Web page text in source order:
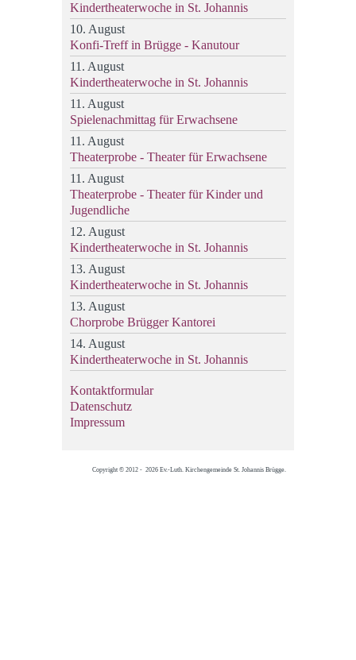
Kindertheaterwoche in St. Johannis
10. August
Konfi-Treff in Brügge - Kanutour
11. August
Kindertheaterwoche in St. Johannis
11. August
Spielenachmittag für Erwachsene
11. August
Theaterprobe - Theater für Erwachsene
11. August
Theaterprobe - Theater für Kinder und
Jugendliche
12. August
Kindertheaterwoche in St. Johannis
13. August
Kindertheaterwoche in St. Johannis
13. August
Chorprobe Brügger Kantorei
14. August
Kindertheaterwoche in St. Johannis
Kontaktformular
Datenschutz
Impressum
Copyright © 2012 - 2026 Ev.-Luth. Kirchengemeinde St. Johannis Brügge.